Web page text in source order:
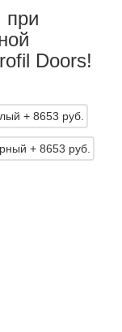
при
Doors!